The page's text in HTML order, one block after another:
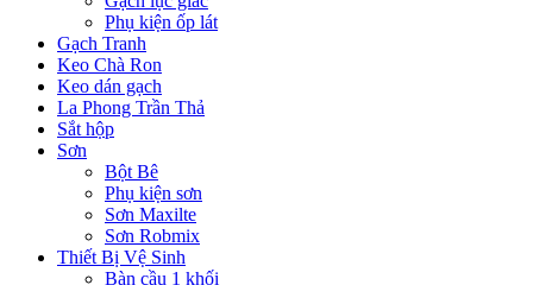
Phụ kiện ốp lát
Gạch Tranh
Keo Chà Ron
Keo dán gạch
La Phong Trần Thả
Sắt hộp
Sơn
Bột Bê
Phụ kiện sơn
Sơn Maxilte
Sơn Robmix
Thiết Bị Vệ Sinh
Bàn cầu 1 khối